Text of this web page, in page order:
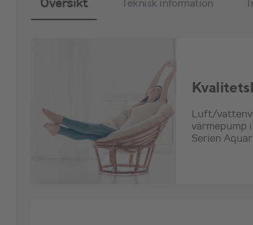
Teknisk information
Luft/
värmepump
Serien